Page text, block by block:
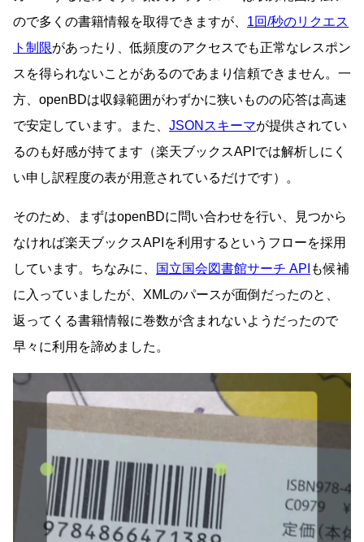
ので多くの書籍情報を取得できますが、 1回/秒のリクエス
ト制限があったり、低頻度のアクセスでも正常なレスポン
スを得られないことがあるのであまり信頼できません。一
方、openBDは収録範囲がわずかに狭いものの応答は高速
で安定しています。また、 JSONスキーマが提供されてい
るのも好感が持てます（楽天ブックスAPIでは解析しにく
い申し訳程度の表が用意されているだけです）。
そのため、まずはopenBDに問い合わせを行い、見つから
なければ楽天ブックスAPIを利用するというフローを採用
しています。ちなみに、
国立国会図書館サーチ API も候補
に入っていましたが、XMLのパースが面倒だったのと、
返ってくる書籍情報に巻数が含まれないようだったので
早々に利用を諦めました。